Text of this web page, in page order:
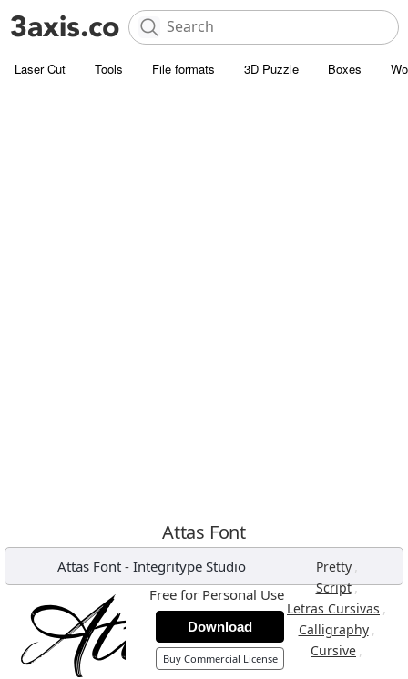
Laser Cut Tools File formats 3D Puzzle Boxes
Attas Font
Attas Font - Integritype Studio Pretty ,
Script,
Letras Cursivas ,
Calligraphy ,
Cursive ,
Free for Personal Use
Download
Buy Commercial License